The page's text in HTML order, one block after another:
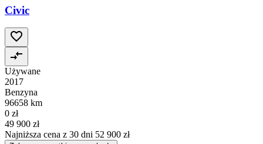
Civic
Używane
2017
Benzyna
96658 km
0 zł
49 900 zł
Najniższa cena z 30 dni 52 900 zł